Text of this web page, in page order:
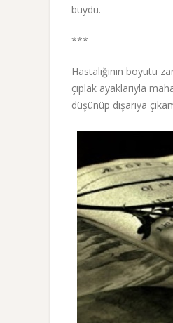
buydu.
***
Hastalığının boyutu
çıplak ayaklarıyla
düşünüp dışarıya